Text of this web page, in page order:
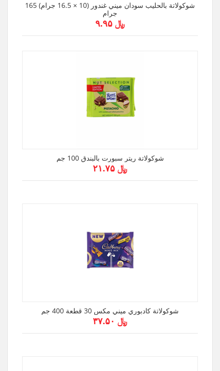
شوكولاتة بالحليب سودان ميني غندور (10 × 16.5 جرام) 165
جرام
﷼ ۹.۹۵
شوكولاتة ريتر سبورت بالبندق 100 جم
﷼ ۲۱.۷۵
شوكولاتة كادبوري ميني مكس 30 قطعة 400 جم
﷼ ۳۷.۵۰